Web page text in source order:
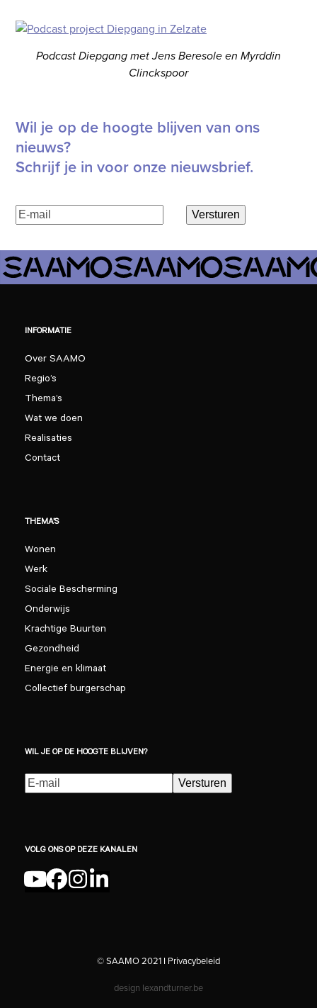
Podcast Diepgang met Jens Beresole en Myrddin
Clinckspoor
Wil je op de hoogte blijven van ons
nieuws?
Schrijf je in voor onze nieuwsbrief.
E-
mailadres(Vereist)
Versturen
INFORMATIE
Over SAAMO
Regio’s
Thema’s
Wat we doen
Realisaties
Contact
THEMA’S
Wonen
Werk
Sociale Bescherming
Onderwijs
Krachtige Buurten
Gezondheid
Energie en klimaat
Collectief burgerschap
WIL JE OP DE HOOGTE BLIJVEN?
E-
mailadres(Vereist)
Versturen
VOLG ONS OP DEZE KANALEN
YouTube
Facebook
Instagram
LinkedIn
© SAAMO 2021 I Privacybeleid
design lexandturner.be